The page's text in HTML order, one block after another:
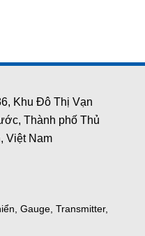
Khu Đô Thị Vạn
Thành phố Thủ
Việt Nam
Gauge, Transmitter,